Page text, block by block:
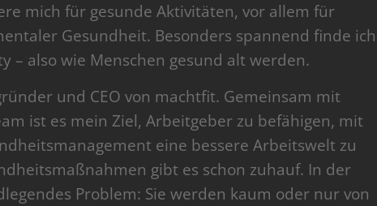
mich für gesunde Aktivitäten, vor allem für
Gesundheit. Besonders spannend finde ich
– also wie Menschen gesund alt werden.
und CEO von machtfit. Gemeinsam mit
ist es mein Ziel, Arbeitgeber zu befähigen, mit
eine bessere Arbeitswelt zu
gibt es schon zuhauf. In der
Problem: Sie werden kaum oder nur von